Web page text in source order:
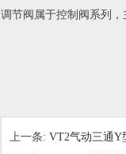
调节阀属于控制阀系列
上一条: VT2气动三通Y